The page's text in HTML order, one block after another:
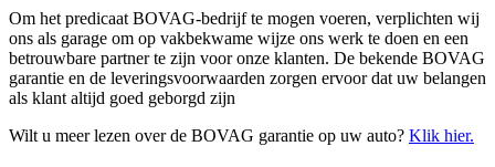
Om het predicaat BOVAG-bedrijf te mogen voeren, verplichten wij
ons als garage om op vakbekwame wijze ons werk te doen en een
betrouwbare partner te zijn voor onze klanten. De bekende BOVAG
garantie en de leveringsvoorwaarden zorgen ervoor dat uw belangen
als klant altijd goed geborgd zijn
Wilt u meer lezen over de BOVAG garantie op uw auto? Klik hier.